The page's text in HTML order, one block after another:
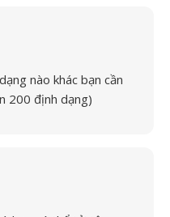
nào khác bạn cần
200 định dạng)